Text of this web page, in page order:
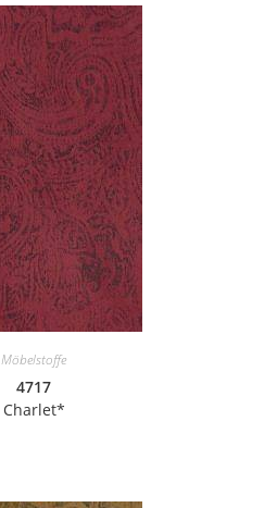
Möbelstoffe
4717
Charlet*